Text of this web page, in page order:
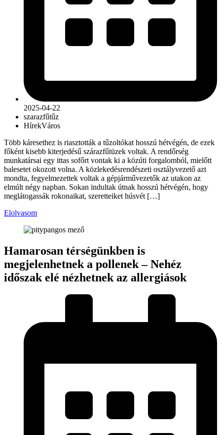
2025-04-22
szarazfűtűz
HírekVáros
Több káresethez is riasztották a tűzoltókat hosszú hétvégén, de ezek
főként kisebb kiterjedésű szárazfűtüzek voltak. A rendőrség
munkatársai egy ittas sofőrt vontak ki a közúti forgalomból, mielőtt
balesetet okozott volna. A közlekedésrendészeti osztályvezető azt
mondta, fegyelmezettek voltak a gépjárművezetők az utakon az
elmúlt négy napban. Sokan indultak útnak hosszú hétvégén, hogy
meglátogassák rokonaikat, szeretteiket húsvét […]
Elolvasom
Hamarosan térségünkben is
megjelenhetnek a pollenek – Nehéz
időszak elé nézhetnek az allergiások